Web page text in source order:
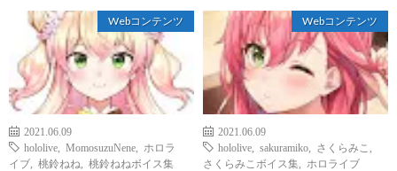
Webコンテンツ
2021.06.09
hololive
MomosuzuNene
ホロラ
イブ
桃鈴ねね 桃鈴ねねボイス集
Webコンテンツ
2021.06.09
hololive
sakuramiko さくらみこ
さくらみこボイス集
ホロライブ